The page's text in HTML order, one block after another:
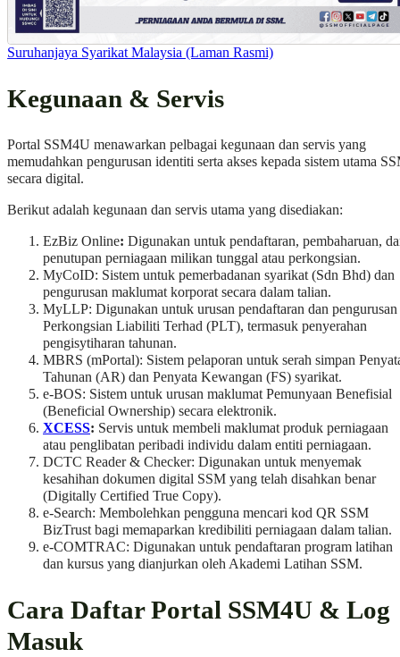
Suruhanjaya Syarikat Malaysia (Laman Rasmi)
Kegunaan & Servis
Portal SSM4U menawarkan pelbagai kegunaan dan servis yang
memudahkan pengurusan identiti serta akses kepada sistem utama
secara digital.
Berikut adalah kegunaan dan servis utama yang disediakan:
EzBiz Online: Digunakan untuk pendaftaran, pembaharuan,
penutupan perniagaan milikan tunggal atau perkongsian.
MyCoID: Sistem untuk pemerbadanan syarikat (Sdn Bhd) dan
pengurusan maklumat korporat secara dalam talian.
MyLLP: Digunakan untuk urusan pendaftaran dan pengurusan
Perkongsian Liabiliti Terhad (PLT), termasuk penyerahan
pengisytiharan tahunan.
MBRS (mPortal): Sistem pelaporan untuk serah simpan
Tahunan (AR) dan Penyata Kewangan (FS) syarikat.
e-BOS: Sistem untuk urusan maklumat Pemunyaan Benefisial
(Beneficial Ownership) secara elektronik.
XCESS: Servis untuk membeli maklumat produk perniagaan
atau penglibatan peribadi individu dalam entiti perniagaan.
DCTC Reader & Checker: Digunakan untuk menyemak
kesahihan dokumen digital SSM yang telah disahkan benar
(Digitally Certified True Copy).
e-Search: Membolehkan pengguna mencari kod QR SSM
BizTrust bagi memaparkan kredibiliti perniagaan dalam talian.
e-COMTRAC: Digunakan untuk pendaftaran program latihan
dan kursus yang dianjurkan oleh Akademi Latihan SSM.
Cara Daftar Portal SSM4U & Log
Masuk